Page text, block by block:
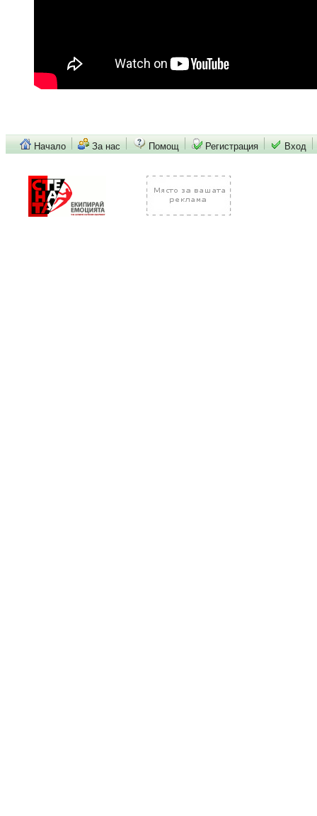
Начало За нас Помощ Регистрация Вход